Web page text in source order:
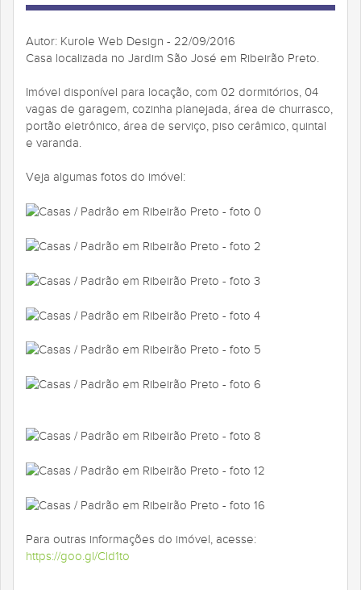
Autor: Kurole Web Design - 22/09/2016
Casa localizada no Jardim São José em Ribeirão Preto.
Imóvel disponível para locação, com 02 dormitórios, 04
vagas de garagem, cozinha planejada, área de churrasco,
portão eletrônico, área de serviço, piso cerâmico, quintal
e varanda.
Veja algumas fotos do imóvel:
Para outras informações do imóvel, acesse:
https://goo.gl/Cld1to